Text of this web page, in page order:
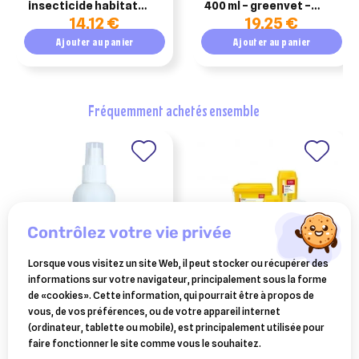
insecticide habitat
14,12 €
Ajouter au panier
400 ml – greenvet –
insecticide et
acaricide pour
l'habitat
19,25 €
Ajouter au panier
fréquemment achetés ensemble
DECHRA
antisept dechra 100ml
8,37 €
HUVEPHARMA
virkon s poudre 1kg
56 €
contrôlez votre vie privée
Lorsque vous visitez un site Web, il peut stocker ou récupérer des
informations sur votre navigateur, principalement sous la forme
de «cookies». Cette information, qui pourrait être à propos de
vous, de vos préférences, ou de votre appareil internet
(ordinateur, tablette ou mobile), est principalement utilisée pour
faire fonctionner le site comme vous le souhaitez.